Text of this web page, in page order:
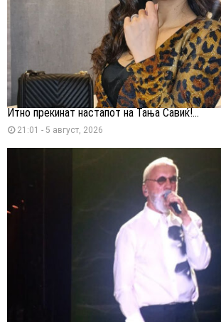
Итно прекинат настапот на Тања Савиќ!...
21:01 - 5 август, 2026